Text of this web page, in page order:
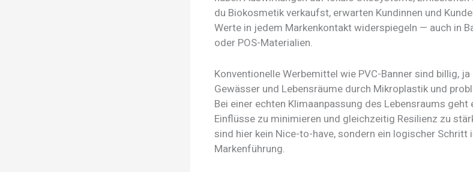
du Biokosmetik verkaufst, erwarten Kundinnen und
Werte in jedem Markenkontakt widerspiegeln — auch in
oder POS-Materialien.
Konventionelle Werbemittel wie PVC-Banner sind billig,
Gewässer und Lebensräume durch Mikroplastik und
Bei einer echten Klimaanpassung des Lebensraums geht
Einflüsse zu minimieren und gleichzeitig Resilienz zu
sind hier kein Nice-to-have, sondern ein logischer Schritt
Markenführung.